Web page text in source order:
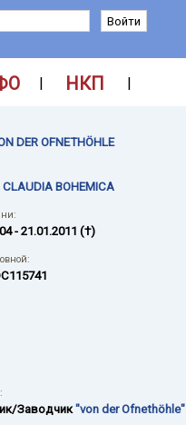
| НКП |
DER OFNETHÖHLE
BOHEMICA
- 21.01.2011 (†)
Заводчик"von der Ofnethöhle"